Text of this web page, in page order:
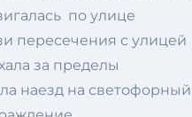
по улице
пересечения с улицей
за пределы
наезд на светофорный